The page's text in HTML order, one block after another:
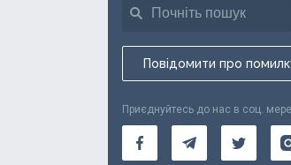
Повідомити про
Приєднуйтесь до нас в соц.